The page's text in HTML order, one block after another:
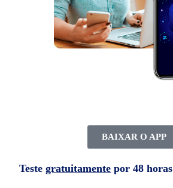
BAIXAR O APP
Testegratuitamente por 48 horas